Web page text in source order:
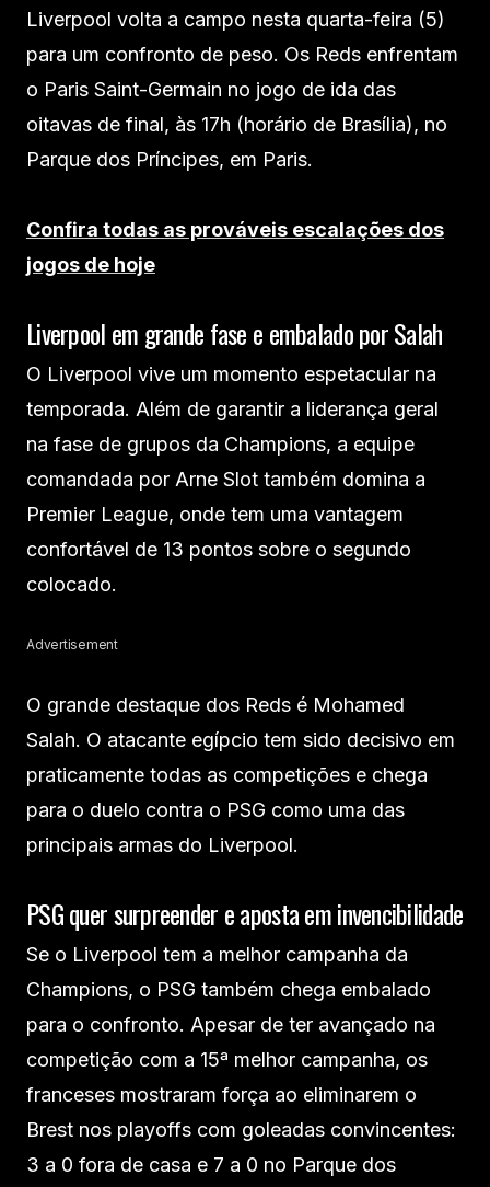
Liverpool volta a campo nesta quarta-feira (5)
para um confronto de peso. Os Reds enfrentam
o Paris Saint-Germain no jogo de ida das
oitavas de final, às 17h (horário de Brasília), no
Parque dos Príncipes, em Paris.
Confira todas as prováveis escalações dos
jogos de hoje
Liverpool em grande fase e embalado por Salah
O Liverpool vive um momento espetacular na
temporada. Além de garantir a liderança geral
na fase de grupos da Champions, a equipe
comandada por Arne Slot também domina a
Premier League, onde tem uma vantagem
confortável de 13 pontos sobre o segundo
colocado.
Advertisement
O grande destaque dos Reds é Mohamed
Salah. O atacante egípcio tem sido decisivo em
praticamente todas as competições e chega
para o duelo contra o PSG como uma das
principais armas do Liverpool.
PSG quer surpreender e aposta em invencibilidade
Se o Liverpool tem a melhor campanha da
Champions, o PSG também chega embalado
para o confronto. Apesar de ter avançado na
competição com a 15ª melhor campanha, os
franceses mostraram força ao eliminarem o
Brest nos playoffs com goleadas convincentes:
3 a 0 fora de casa e 7 a 0 no Parque dos